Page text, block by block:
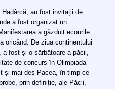
au fost invitații de
a fost organizat un
a găzduit ecourile
oricând. De ziua continentului
fost și o sărbătoare a păcii,
de concurs în Olimpiada
și mai des Pacea, în timp ce
prin definiție, ale Păcii,